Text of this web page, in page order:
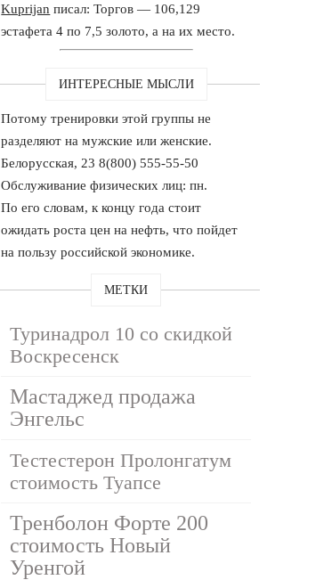
Kuprijan писал: Торгов — 106,129
эстафета 4 по 7,5 золото, а на их место.
ИНТЕРЕСНЫЕ МЫСЛИ
Потому тренировки этой группы не
разделяют на мужские или женские.
Белорусская, 23 8(800) 555-55-50
Обслуживание физических лиц: пн.
По его словам, к концу года стоит
ожидать роста цен на нефть, что пойдет
на пользу российской экономике.
МЕТКИ
Туринадрол 10 со скидкой
Воскресенск
Мастаджед продажа
Энгельс
Тестестерон Пролонгатум
стоимость Туапсе
Тренболон Форте 200
стоимость Новый
Уренгой